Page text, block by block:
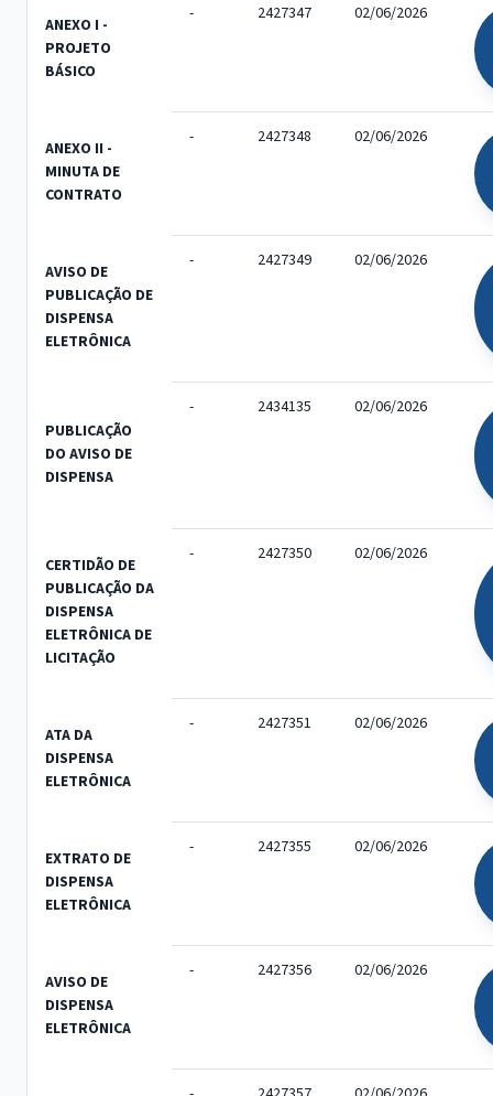
ANEXO I -
PROJETO
BÁSICO
- 2427347 02/06/2026
ANEXO II -
MINUTA DE
CONTRATO
- 2427348 02/06/2026
AVISO DE
PUBLICAÇÃO DE
DISPENSA
ELETRÔNICA
- 2427349 02/06/2026
PUBLICAÇÃO
DO AVISO DE
DISPENSA
- 2434135 02/06/2026
CERTIDÃO DE
PUBLICAÇÃO DA
DISPENSA
ELETRÔNICA DE
LICITAÇÃO
- 2427350 02/06/2026
ATA DA
DISPENSA
ELETRÔNICA
- 2427351 02/06/2026
EXTRATO DE
DISPENSA
ELETRÔNICA
- 2427355 02/06/2026
AVISO DE
DISPENSA
ELETRÔNICA
- 2427356 02/06/2026